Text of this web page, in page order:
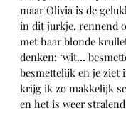
maar Olivia is de
in dit jurkje, rennend
met haar blonde
denken: ‘wit…
besmettelijk en je ziet
krijg ik zo makkelijk
en het is weer